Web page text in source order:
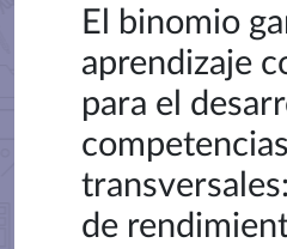
El binomio
aprendizaje
para el
competencias
de